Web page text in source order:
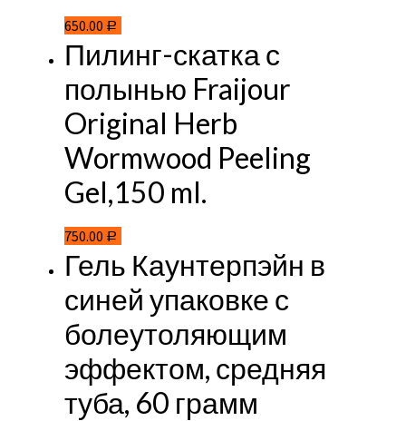
650.00 Р
Пилинг-скатка с
полынью Fraijour
Original Herb
Wormwood Peeling
Gel,150 ml.
750.00 Р
Гель Каунтерпэйн в
синей упаковке с
болеутоляющим
эффектом, средняя
туба, 60 грамм